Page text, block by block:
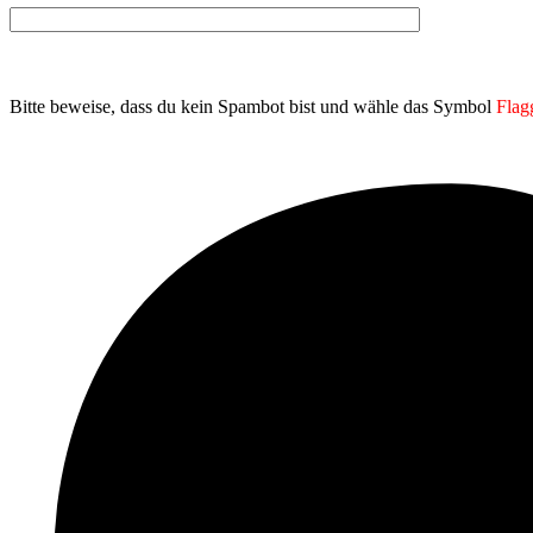
Bitte beweise, dass du kein Spambot bist und wähle das Symbol